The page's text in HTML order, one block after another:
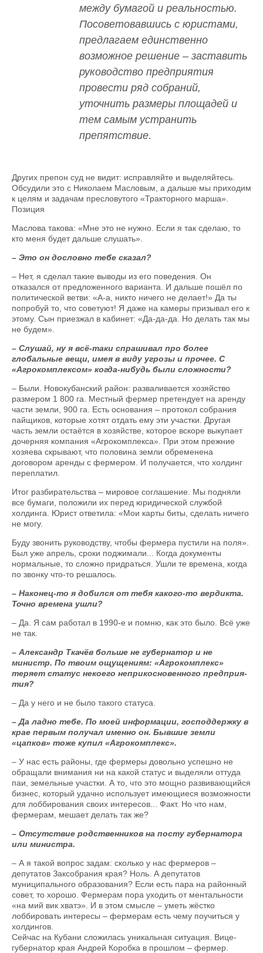
между бумагой и реальностью.
Посоветовавшись с юристами,
предлагаем единственно
возможное решение – заставить
руководство предприя­тия
провести ряд собраний,
уточнить размеры площадей и
тем самым устранить
препятствие.
Других препон суд не видит: исправляйте и выделяйтесь.
Обсудили это с Николаем Масловым, а дальше мы приходим
к целям и задачам пресловутого «Тракторного марша».
Позиция
Маслова такова: «Мне это не нужно. Если я так сделаю, то
кто меня будет дальше слушать».
– Это он дословно тебе сказал?
– Нет, я сделал такие выводы из его поведения. Он
отказался от предложенного варианта. И дальше пошёл по
политической ветви: «А-а, никто ничего не делает!» Да ты
попробуй то, что советуют! Я даже на камеры призывал его к
этому. Сын приезжал в кабинет: «Да-да-да. Но делать так мы
не будем».
– Слушай, ну я всё-таки спрашивал про более
глобальные вещи, имея в виду угрозы и прочее. С
«Агрокомплексом» когда-нибудь были сложности?
– Были. Новокубанский район: разваливается хозяйство
размером 1 800 га. Местный фермер претендует на аренду
части земли, 900 га. Есть основания – протокол собрания
пайщиков, которые хотят отдать ему эти участки. Другая
часть земли остаётся в хозяйстве, которое вскоре выкупает
дочерняя компания «Агрокомплекса». При этом прежние
хозяева скрывают, что половина земли обременена
договором аренды с фермером. И получается, что холдинг
переплатил.
Итог разбирательства – мировое соглашение. Мы подняли
все бумаги, положили их перед юридической службой
холдинга. Юрист ответила: «Мои карты биты, сделать ничего
не могу.
Буду звонить руководству, чтобы фермера пустили на поля».
Был уже апрель, сроки поджимали... Когда документы
нормальные, то сложно придраться. Ушли те времена, когда
по звонку что-то решалось.
– Наконец-то я добился от тебя какого-то вердикта.
Точно времена ушли?
– Да. Я сам работал в 1990-е и помню, как это было. Всё уже
не так.
– Александр Ткачёв больше не губернатор и не
министр. По твоим ощущениям: «Агрокомплекс»
теряет статус некоего неприкосновенного предприя­
тия?
– Да у него и не было такого статуса.
– Да ладно тебе. По моей информации, господдержку в
крае первым получал именно он. Бывшие земли
«цапков» тоже купил «Агрокомплекс».
– У нас есть районы, где фермеры довольно успешно не
обращали внимания ни на какой статус и выделяли оттуда
паи, земельные участки. А то, что это мощно развивающийся
бизнес, который удачно использует имеющиеся возможности
для лоббирования своих интересов... Факт. Но что нам,
фермерам, мешает делать так же?
– Отсутствие родственников на посту губернатора
или министра.
– А я такой вопрос задам: сколько у нас фермеров –
депутатов Заксобрания края? Ноль. А депутатов
муниципального образования? Если есть пара на районный
совет, то хорошо. Фермерам пора уходить от ментальности
«на мий вик хватэ». И в этом смысле – уметь жёстко
лоббировать интересы – фермерам есть чему поучиться у
холдингов.
Сейчас на Кубани сложилась уникальная ситуация. Вице-
губернатор края Андрей Коробка в прошлом – фермер.